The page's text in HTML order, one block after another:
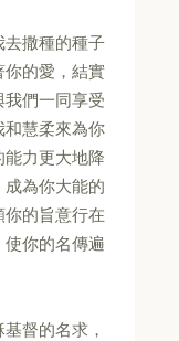
去撒種的種子
你的愛，結實
們一同享受
慧柔來為你
力更大地降
為你大能的
的旨意行在
你的名傳遍
督的名求，